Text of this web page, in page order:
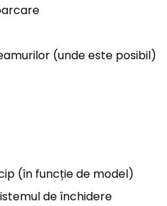
(unde este posibil)
(în funcție de model)
de închidere